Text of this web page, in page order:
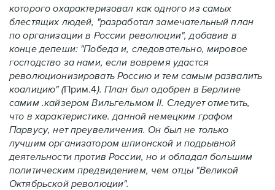
которого охарактеризовал как одного из самых
блестящих людей, "разработал замечательный план
по организации в России революции", добавив в
конце депеши: "Победа и, следовательно, мировое
господство за нами, если вовремя удастся
революционизировать Россию и тем самым развалить
коалицию" (Прим.4). План был одобрен в Берлине
самим .кайзером Вильгельмом II. Следует отметить,
что в характеристике. данной немецким графом
Парвусу, нет преувеличения. Он был не только
лучшим организатором шпионской и подрывной
деятельности против России, но и обладал большим
политическим предвидением, чем отцы "Великой
Октябрьской революции".